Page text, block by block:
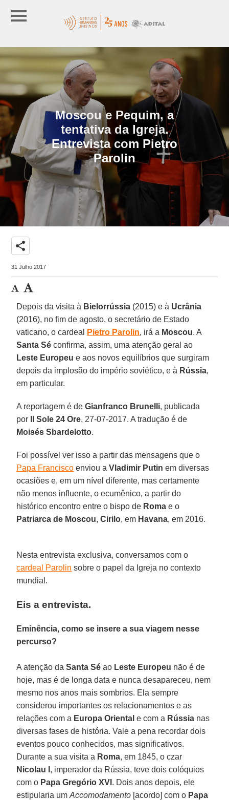
Moscou e Pequim, a
tentativa da Igreja.
Entrevista com Pietro
Parolin
share
31 Julho 2017
Depois da visita à Bielorrússia (2015) e à Ucrânia
(2016), no fim de agosto, o secretário de Estado
vaticano, o cardeal
Pietro Parolin, irá a Moscou. A
Santa Sé confirma, assim, uma atenção geral ao
Leste Europeu e aos novos equilíbrios que surgiram
depois da implosão do império soviético, e à Rússia,
em particular.
A reportagem é deGianfranco Brunelli, publicada
por
Il Sole 24 Ore, 27-07-2017. A tradução é de
Moisés Sbardelotto.
Foi possível ver isso a partir das mensagens que o
Papa Francisco enviou aVladimir Putin em diversas
ocasiões e, em um nível diferente, mas certamente
não menos influente, o ecumênico, a partir do
histórico encontro entre o bispo de Roma e o
Patriarca de Moscou,Cirilo, em Havana, em 2016.
Nesta entrevista exclusiva, conversamos com o
cardeal Parolin sobre o papel da Igreja no contexto
mundial.
Eis a entrevista.
Eminência, como se insere a sua viagem nesse
percurso?
A atenção daSanta Sé ao Leste Europeu não é de
hoje, mas é de longa data e nunca desapareceu, nem
mesmo nos anos mais sombrios. Ela sempre
considerou importantes os relacionamentos e as
relações com a Europa Oriental e com a Rússia nas
diversas fases de história. Vale a pena recordar dois
eventos pouco conhecidos, mas significativos.
Durante a sua visita a Roma, em 1845, o czar
Nicolau I , imperador da Rússia, teve dois colóquios
com o Papa Gregório XVI . Dois anos depois, ele
estipularia umAccomodamento [acordo] com o Papa